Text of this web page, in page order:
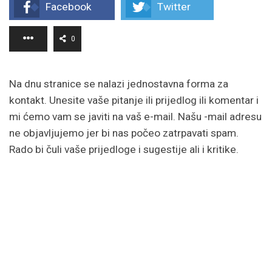
Facebook Twitter
0
Na dnu stranice se nalazi jednostavna forma za
kontakt. Unesite vaše pitanje ili prijedlog ili komentar i
mi ćemo vam se javiti na vaš e-mail. Našu -mail adresu
ne objavljujemo jer bi nas počeo zatrpavati spam.
Rado bi čuli vaše prijedloge i sugestije ali i kritike.